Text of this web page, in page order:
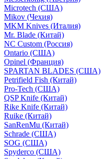
Microtech (США)
Mikov (Чехия)
MKM Knives (Италия)
Mr. Blade (Китай)
NC Custom (Россия)
Ontario (США)
Opinel (Франция)
SPARTAN BLADES (США)
Petrifield Fish (Китай)
Pro-Tech (США)
QSP Knife (Китай)
Rike Knife (Китай)
Ruike (Китай)
SanRenMu (Китай)
Schrade (США)
SOG (США)
Spyderco (США)